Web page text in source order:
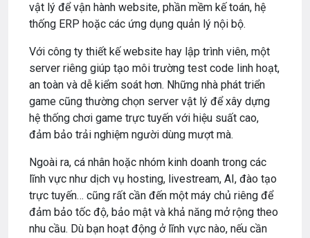
vật lý để vận hành website, phần mềm kế toán, hệ
thống ERP hoặc các ứng dụng quản lý nội bộ.
Với công ty thiết kế website hay lập trình viên, một
server riêng giúp tạo môi trường test code linh hoạt,
an toàn và dễ kiểm soát hơn. Những nhà phát triển
game cũng thường chọn server vật lý để xây dựng
hệ thống chơi game trực tuyến với hiệu suất cao,
đảm bảo trải nghiệm người dùng mượt mà.
Ngoài ra, cá nhân hoặc nhóm kinh doanh trong các
lĩnh vực như dịch vụ hosting, livestream, AI, đào tạo
trực tuyến… cũng rất cần đến một máy chủ riêng để
đảm bảo tốc độ, bảo mật và khả năng mở rộng theo
nhu cầu. Dù bạn hoạt động ở lĩnh vực nào, nếu cần